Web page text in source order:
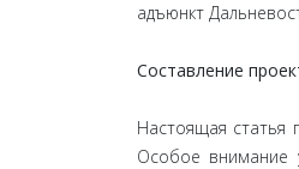
адъюнкт
Составление
Настоящая статья
Особое внимание